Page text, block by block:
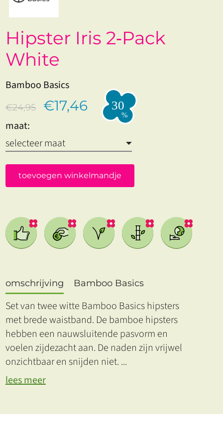
Hipster Iris 2‑Pack
White
Bamboo Basics
€24,95 €17,46
maat:
toevoegen winkelmandje
omschrijving Bamboo Basics
Set van twee witte Bamboo Basics hipsters
met brede waistband. De bamboe hipsters
hebben een nauwsluitende pasvorm en
voelen zijdezacht aan. De naden zijn vrijwel
onzichtbaar en snijden niet. ...
lees meer